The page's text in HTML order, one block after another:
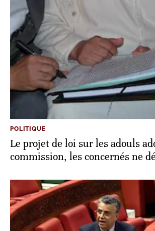
POLITIQUE
Le projet de loi sur les adouls
commission, les concernés ne